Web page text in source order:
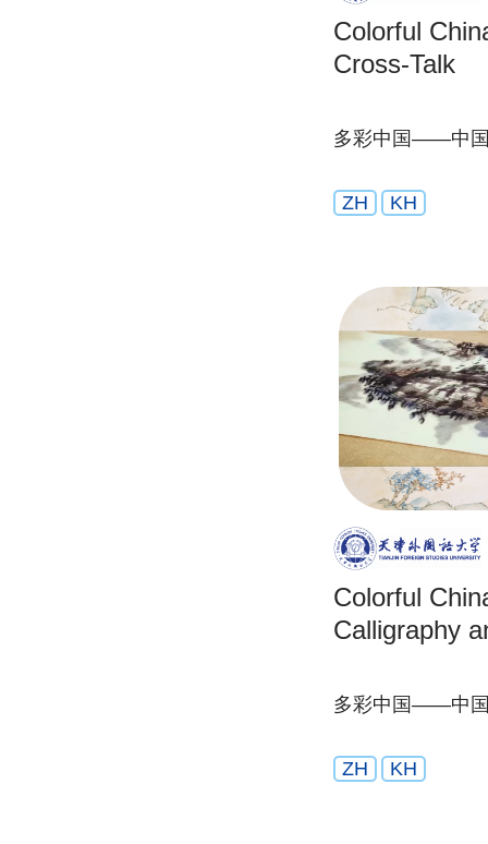
Colorful
Cross-Talk
多彩中国——中
ZH KH
Colorful
Calligraphy
多彩中国——中
ZH KH